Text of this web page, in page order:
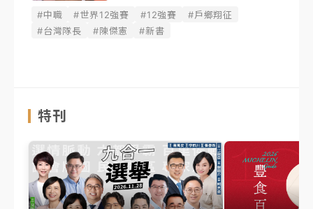
#中職 #世界12強賽 #12強賽
#戶鄉翔征
#台灣隊長
#陳傑憲 #新書
特刊